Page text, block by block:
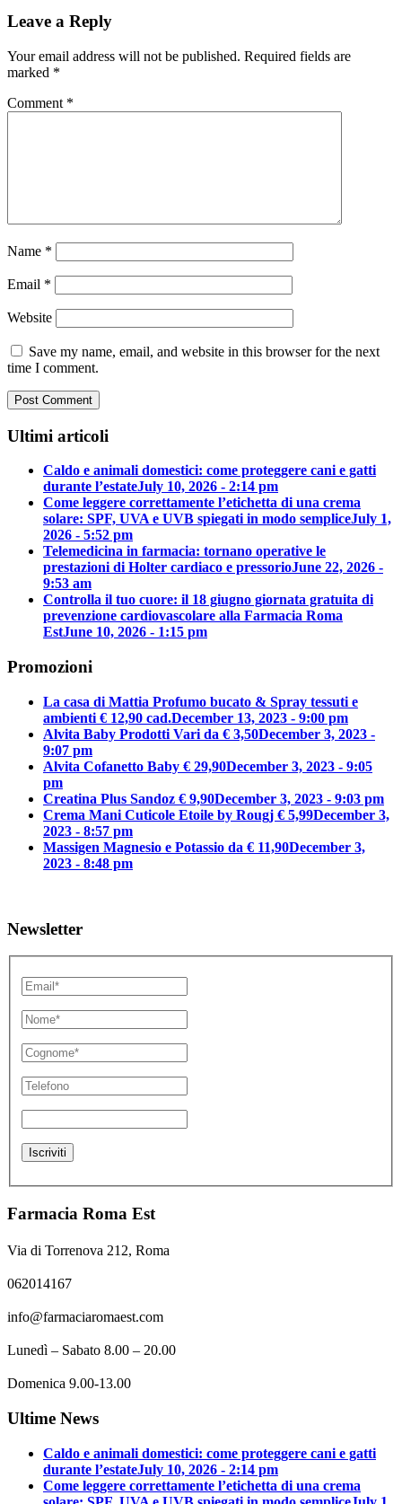
Leave a Reply
Your email address will not be published. Required fields are
marked *
Comment *
Name *
Email *
Website
Save my name, email, and website in this browser for the next
time I comment.
Ultimi articoli
Caldo e animali domestici: come proteggere cani e gatti
durante l’estateJuly 10, 2026 - 2:14 pm
Come leggere correttamente l’etichetta di una crema
solare: SPF, UVA e UVB spiegati in modo sempliceJuly 1,
2026 - 5:52 pm
Telemedicina in farmacia: tornano operative le
prestazioni di Holter cardiaco e pressorioJune 22, 2026 -
9:53 am
Controlla il tuo cuore: il 18 giugno giornata gratuita di
prevenzione cardiovascolare alla Farmacia Roma
EstJune 10, 2026 - 1:15 pm
Promozioni
La casa di Mattia Profumo bucato & Spray tessuti e
ambienti € 12,90 cad.December 13, 2023 - 9:00 pm
Alvita Baby Prodotti Vari da € 3,50December 3, 2023 -
9:07 pm
Alvita Cofanetto Baby € 29,90December 3, 2023 - 9:05
pm
Creatina Plus Sandoz € 9,90December 3, 2023 - 9:03 pm
Crema Mani Cuticole Etoile by Rougj € 5,99December 3,
2023 - 8:57 pm
Massigen Magnesio e Potassio da € 11,90December 3,
2023 - 8:48 pm
Newsletter
Farmacia Roma Est
Via di Torrenova 212, Roma
062014167
info@farmaciaromaest.com
Lunedì – Sabato 8.00 – 20.00
Domenica 9.00-13.00
Ultime News
Caldo e animali domestici: come proteggere cani e gatti
durante l’estateJuly 10, 2026 - 2:14 pm
Come leggere correttamente l’etichetta di una crema